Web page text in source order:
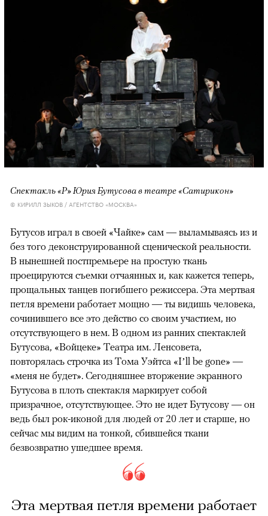
Спектакль «Р» Юрия Бутусова в театре «Сатирикон»
© КИРИЛЛ ЗЫКОВ / АГЕНТСТВО «МОСКВА»
Бутусов играл в своей «Чайке» сам — выламываясь из и
без того деконструированной сценической реальности.
В нынешней постпремьере на простую ткань
проецируются съемки отчаянных и, как кажется теперь,
прощальных танцев погибшего режиссера. Эта мертвая
петля времени работает мощно — ты видишь человека,
сочинившего все это действо со своим участием, но
отсутствующего в нем. В одном из ранних спектаклей
Бутусова, «Войцеке» Театра им. Ленсовета,
повторялась строчка из Тома Уэйтса «I’ll be gone» —
«меня не будет». Сегодняшнее вторжение экранного
Бутусова в плоть спектакля маркирует собой
призрачное, отсутствующее. Это не идет Бутусову — он
ведь был рок-иконой для людей от 20 лет и старше, но
сейчас мы видим на тонкой, сбившейся ткани
безвозвратно ушедшее время.
Эта мертвая петля времени работает